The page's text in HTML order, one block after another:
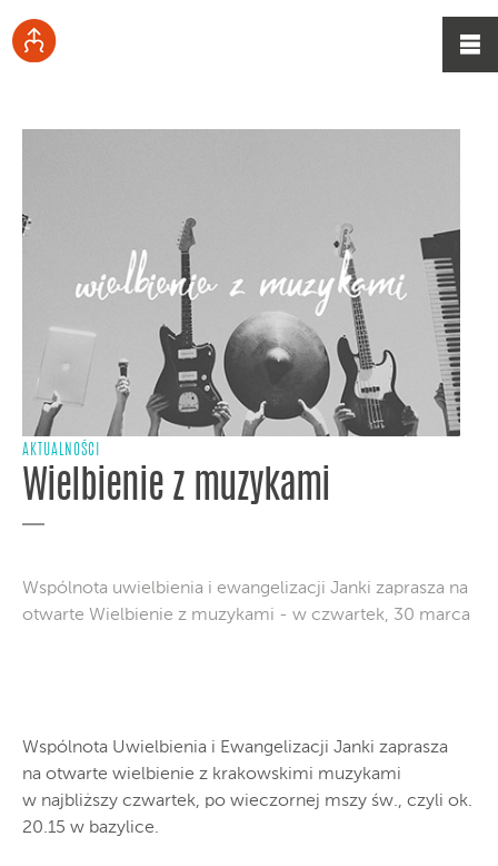
AKTUALNOŚCI
Wielbienie z muzykami
Wspólnota uwielbienia i ewangelizacji Janki zaprasza na
otwarte Wielbienie z muzykami - w czwartek, 30 marca
Wspólnota Uwielbienia i Ewangelizacji Janki zaprasza
na otwarte wielbienie z krakowskimi muzykami
w najbliższy czwartek, po wieczornej mszy św., czyli ok.
20.15 w bazylice.